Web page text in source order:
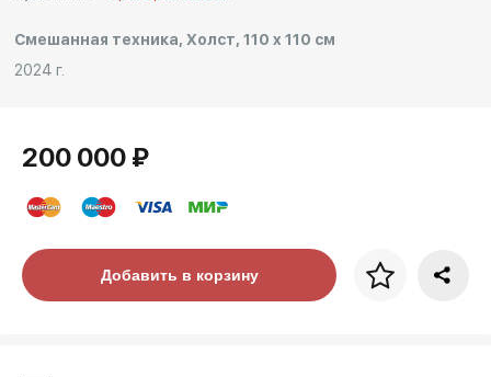
Смешанная техника, Холст, 110 x 110 см
2024 г.
200 000 ₽
Цена за багетДобавить в корзину